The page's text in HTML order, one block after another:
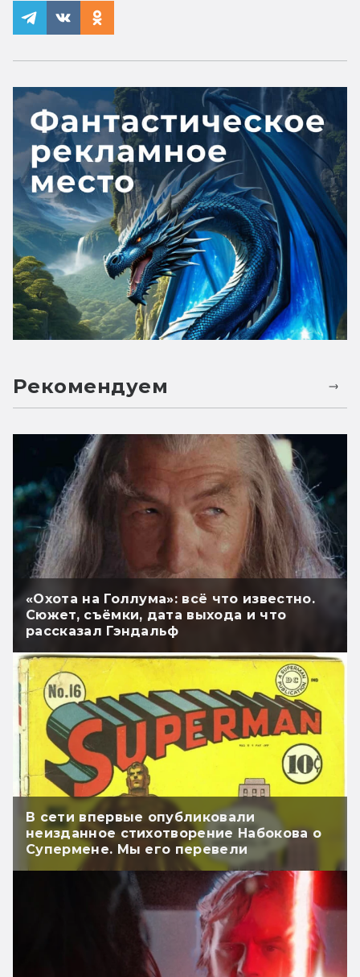
Рекомендуем
«Охота на Голлума»: всё что известно.
Сюжет, съёмки, дата выхода и что
рассказал Гэндальф
В сети впервые опубликовали
неизданное стихотворение Набокова о
Супермене. Мы его перевели